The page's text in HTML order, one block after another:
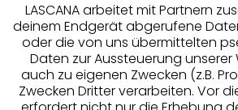
LASCANA arbeitet mit Partnern
deinem Endgerät abgerufene
oder die von uns übermittelten
Daten zur Aussteuerung
auch zu eigenen Zwecken (z.B.
Zwecken Dritter verarbeiten. Vor